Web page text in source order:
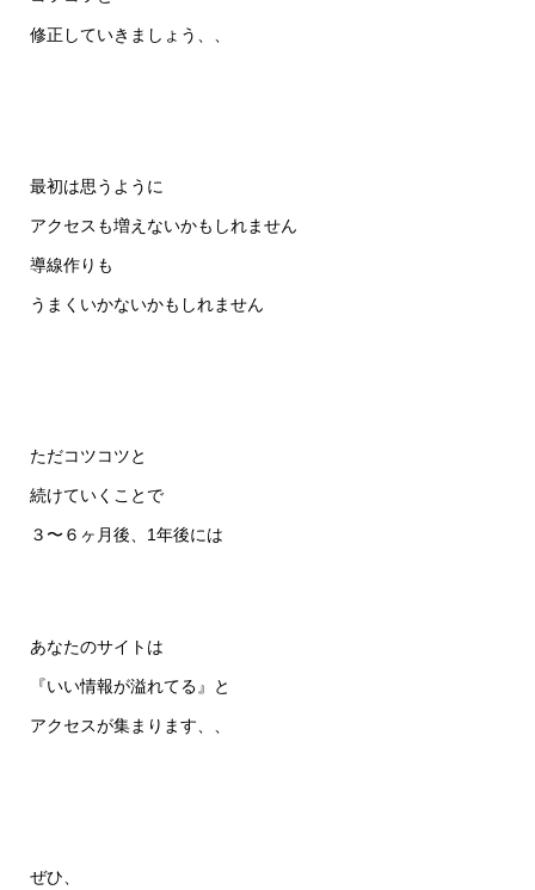
修正していきましょう、、
最初は思うように
アクセスも増えないかもしれません
導線作りも
うまくいかないかもしれません
ただコツコツと
続けていくことで
３〜６ヶ月後、1年後には
あなたのサイトは
『いい情報が溢れてる』と
アクセスが集まります、、
ぜひ、